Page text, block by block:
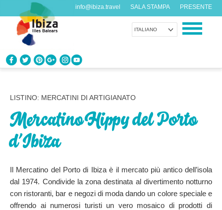
ITALIANO
info@ibiza.travel SALA STAMPA PRESENTE
GODITI IBIZA
Proposte per tutti i gusti
Ogni giorno qualcosa di nuovo
ORGANIZZA IL TUO VIAGGIO
Dati pratici
LISTINO: MERCATINI DI ARTIGIANATO
Mercatino Hippy del Porto
d’Ibiza
Il Mercatino del Porto di Ibiza è il mercato più antico dell’isola
dal 1974. Condivide la zona destinata al divertimento notturno
con ristoranti, bar e negozi di moda dando un colore speciale e
offrendo ai numerosi turisti un vero mosaico di prodotti di